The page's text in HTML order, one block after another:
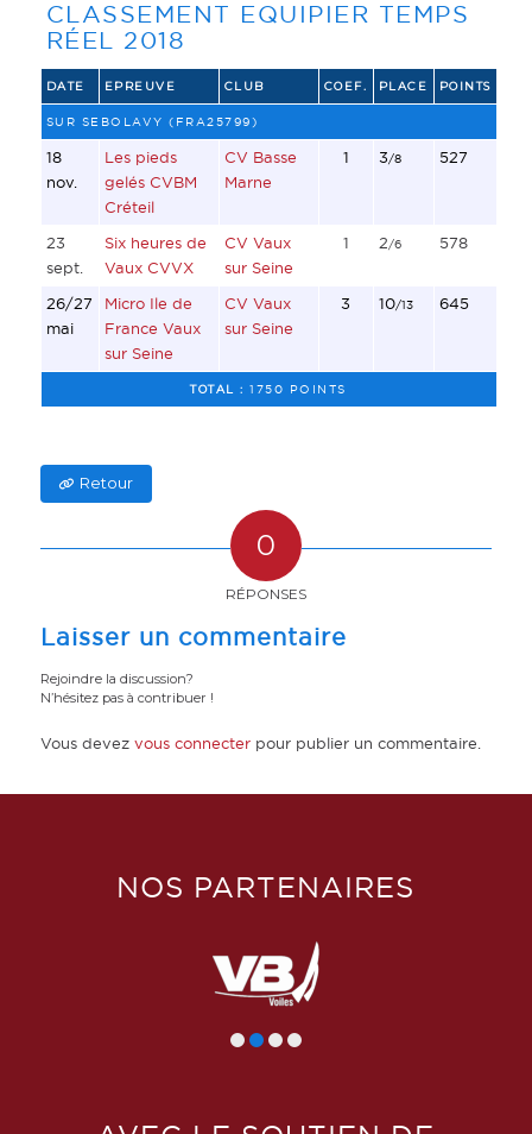
CLASSEMENT EQUIPIER TEMPS
RÉEL 2018
DATE EPREUVE CLUB COEF. PLACE POINTS
SUR SEBOLAVY (FRA25799)
18
nov.
Les pieds
gelés CVBM
Créteil
CV Basse
Marne
1 3/8 527
23
sept.
Six heures de
Vaux CVVX
CV Vaux
sur Seine
1 2/6 578
26/27
mai
Micro Ile de
France Vaux
sur Seine
CV Vaux
sur Seine
3 10/13 645
TOTAL :1750 POINTS
Retour
0
RÉPONSES
Laisser un commentaire
Rejoindre la discussion?
N’hésitez pas à contribuer !
Vous devez vous connecterpour publier un commentaire.
NOS PARTENAIRES